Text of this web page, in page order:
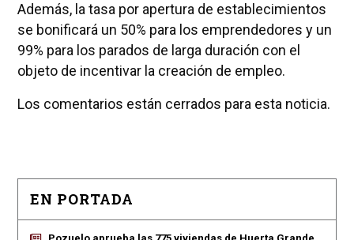
Además, la tasa por apertura de establecimientos
se bonificará un 50% para los emprendedores y un
99% para los parados de larga duración con el
objeto de incentivar la creación de empleo.
Los comentarios están cerrados para esta noticia.
EN PORTADA